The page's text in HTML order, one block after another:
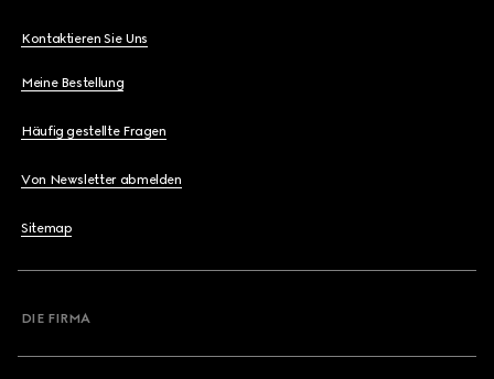
Kontaktieren Sie Uns
Meine Bestellung
Häufig gestellte Fragen
Von Newsletter abmelden
Sitemap
DIE FIRMA